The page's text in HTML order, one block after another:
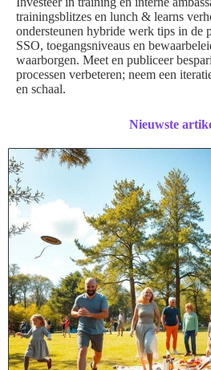
trainingsblitzes en lunch & learns
ondersteunen hybride werk tips in
SSO, toegangsniveaus en
waarborgen. Meet en publiceer
processen verbeteren; neem een
en schaal.
Nieuwste